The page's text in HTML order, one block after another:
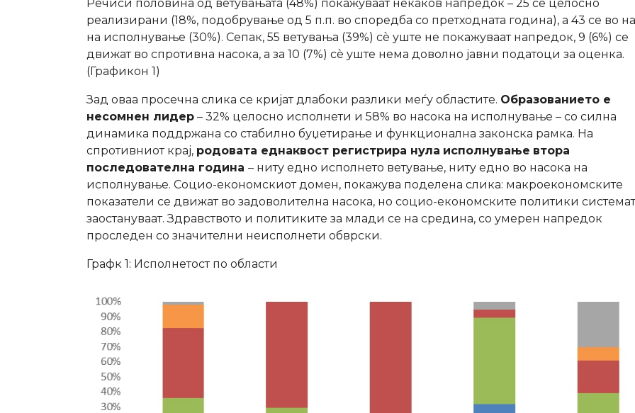
Речиси половина од ветувањата (48%) покажуваат некаков напредок – 25 се целосно
реализирани (18%, подобрување од 5 п.п. во споредба со претходната година), а 43 се во
на исполнување (30%). Сепак, 55 ветувања (39%) сè уште не покажуваат напредок, 9 (6%) се
движат во спротивна насока, а за 10 (7%) сè уште нема доволно јавни податоци за оценка.
(Графикон 1)
Зад оваа просечна слика се кријат длабоки разлики меѓу областите. Образованието е
несомнен лидер – 32% целосно исполнети и 58% во насока на исполнување – со силна
динамика поддржана со стабилно буџетирање и функционална законска рамка. На
спротивниот крај, родовата еднаквост регистрира нула исполнување втора
последователна година – ниту едно исполнето ветување, ниту едно во насока на
исполнување. Социо-економскиот домен, покажува поделена слика: макроекономските
показатели се движат во задоволителна насока, но социо-економските политики
заостануваат. Здравството и политиките за млади се на средина, со умерен напредок
проследен со значителни неисполнети обврски.
Графк 1: Исполнетост по области